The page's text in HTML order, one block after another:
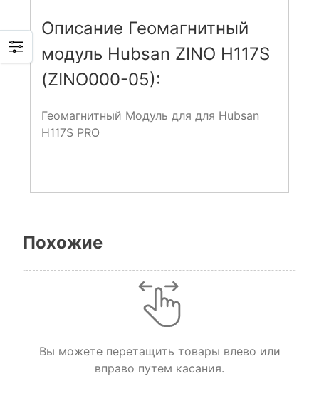
Описание Геомагнитный
модуль Hubsan ZINO H117S
(ZINO000-05):
Геомагнитный Модуль для для Hubsan
H117S PRO
Похожие
Вы можете перетащить товары влево или
вправо путем касания.